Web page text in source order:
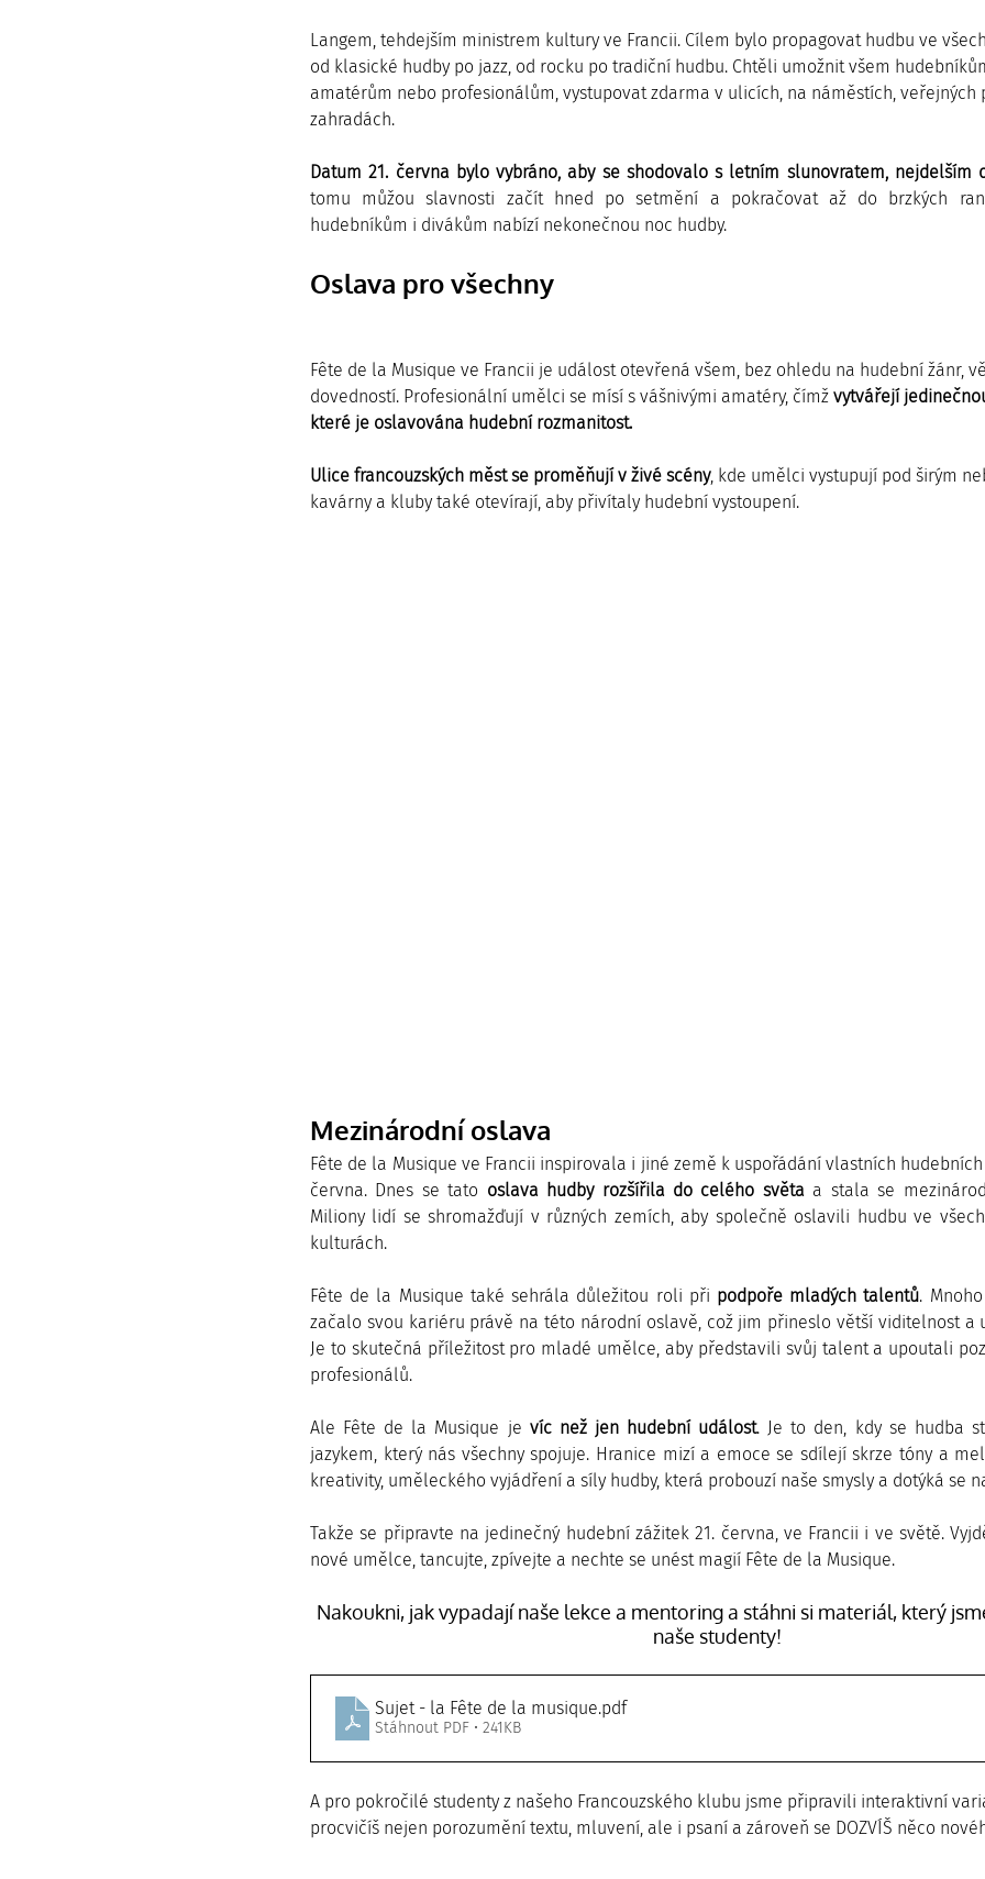
Langem, tehdejším ministrem kultury ve Francii. Cílem bylo propagovat hudbu ve
od klasické hudby po jazz, od rocku po tradiční hudbu. Chtěli umožnit všem
amatérům nebo profesionálům, vystupovat zdarma v ulicích, na náměstích, veřejných
zahradách.
Datum 21. června bylo vybráno, aby se shodovalo s letním slunovratem, nejdelším
tomu můžou slavnosti začít hned po setmění a pokračovat až do brzkých
hudebníkům i divákům nabízí nekonečnou noc hudby.
Oslava pro všechny
Fête de la Musique ve Francii je událost otevřená všem, bez ohledu na hudební žánr,
dovedností. Profesionální umělci se mísí s vášnivými amatéry, čímž vytvářejí
které je oslavována hudební rozmanitost.
Ulice francouzských měst se proměňují v živé scény, kde umělci vystupují pod širým
kavárny a kluby také otevírají, aby přivítaly hudební vystoupení.
Mezinárodní oslava
Fête de la Musique ve Francii inspirovala i jiné země k uspořádání vlastních
června. Dnes se tato oslava hudby rozšířila do celého světa a stala se
Miliony lidí se shromažďují v různých zemích, aby společně oslavili hudbu ve
kulturách.
Fête de la Musique také sehrála důležitou roli při podpoře mladých talentů.
začalo svou kariéru právě na této národní oslavě, což jim přineslo větší viditelnost a
Je to skutečná příležitost pro mladé umělce, aby představili svůj talent a upoutali
profesionálů.
Ale Fête de la Musique je víc než jen hudební událost. Je to den, kdy se hudba
jazykem, který nás všechny spojuje. Hranice mizí a emoce se sdílejí skrze tóny a
kreativity, uměleckého vyjádření a síly hudby, která probouzí naše smysly a dotýká se
Takže se připravte na jedinečný hudební zážitek 21. června, ve Francii i ve světě.
nové umělce, tancujte, zpívejte a nechte se unést magií Fête de la Musique.
Nakoukni, jak vypadají naše lekce a mentoring a stáhni si materiál, který
naše studenty!
Sujet - la Fête de la musique.pdf
Stáhnout PDF • 241KB
A pro pokročilé studenty z našeho Francouzského klubu jsme připravili interaktivní
procvičíš nejen porozumění textu, mluvení, ale i psaní a zároveň se DOZVÍŠ něco